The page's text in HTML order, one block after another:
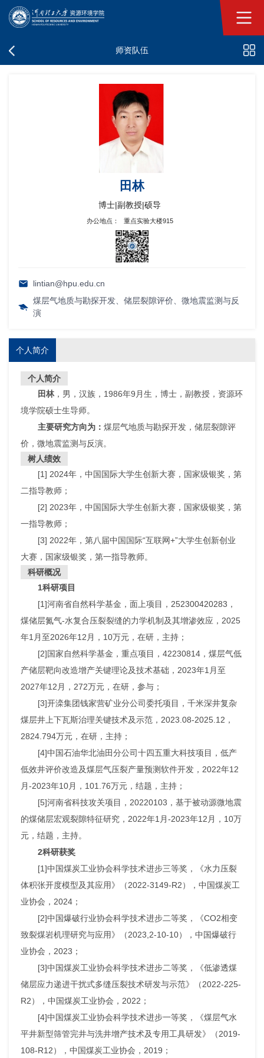
师资队伍
田林
博士|副教授|硕导
办公地点： 重点实验大楼915
lintian@hpu.edu.cn
煤层气地质与勘探开发、储层裂隙评价、微地震监测与反
演
个人简介
个人简介
田林，男，汉族，1986年9月生，博士，副教授，资源环
境学院硕士生导师。
主要研究方向为： 煤层气地质与勘探开发，储层裂隙评
价，微地震监测与反演。
树人绩效
[1] 2024年，中国国际大学生创新大赛，国家级银奖，第
二指导教师；
[2] 2023年，中国国际大学生创新大赛，国家级银奖，第
一指导教师；
[3] 2022年，第八届中国国际“互联网+”大学生创新创业
大赛，国家级银奖，第一指导教师。
科研概况
1科研项目
[1]河南省自然科学基金，面上项目，252300420283，
煤储层氮气-水复合压裂裂缝的力学机制及其增渗效应，2025
年1月至2026年12月，10万元，在研，主持；
[2]国家自然科学基金，重点项目，42230814，煤层气低
产储层靶向改造增产关键理论及技术基础，2023年1月至
2027年12月，272万元，在研，参与；
[3]开滦集团钱家营矿业分公司委托项目，千米深井复杂
煤层井上下瓦斯治理关键技术及示范，2023.08-2025.12，
2824.794万元，在研，主持；
[4]中国石油华北油田分公司十四五重大科技项目，低产
低效井评价改造及煤层气压裂产量预测软件开发，2022年12
月-2023年10月，101.76万元，结题，主持；
[5]河南省科技攻关项目，20220103，基于被动源微地震
的煤储层宏观裂隙特征研究，2022年1月-2023年12月，10万
元，结题，主持。
2科研获奖
[1]中国煤炭工业协会科学技术进步三等奖，《水力压裂
体积张开度模型及其应用》（2022-3149-R2），中国煤炭工
业协会，2024；
[2]中国爆破行业协会科学技术进步二等奖，《CO2相变
致裂煤岩机理研究与应用》（2023,2-10-10），中国爆破行
业协会，2023；
[3]中国煤炭工业协会科学技术进步二等奖，《低渗透煤
储层应力递进干扰式多缝压裂技术研发与示范》（2022-225-
R2），中国煤炭工业协会，2022；
[4]中国煤炭工业协会科学技术进步一等奖，《煤层气水
平井新型筛管完井与洗井增产技术及专用工具研发》（2019-
108-R12），中国煤炭工业协会，2019；